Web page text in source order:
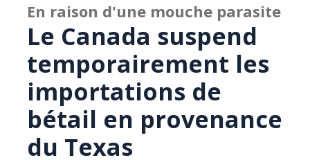
En raison d'une mouche parasite
Le Canada suspend
temporairement les
importations de
bétail en provenance
du Texas